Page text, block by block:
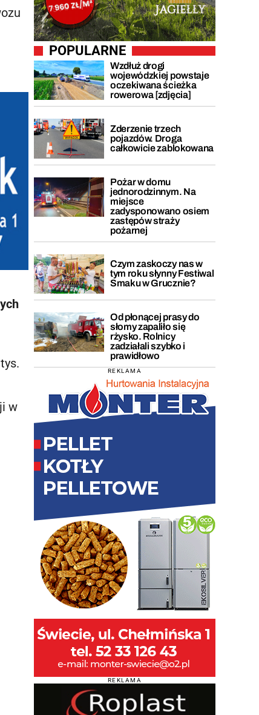
w
POPULARNE
Wzdłuż drogi
wojewódzkiej powstaje
oczekiwana ścieżka
rowerowa [zdjęcia]
Zderzenie trzech
pojazdów. Droga
całkowicie zablokowana
Pożar w domu
jednorodzinnym. Na
miejsce
zadysponowano osiem
zastępów straży
pożarnej
Czym zaskoczy nas w
tym roku słynny Festiwal
Smaku w Grucznie?
Od płonącej prasy do
słomy zapaliło się
rżysko. Rolnicy
zadziałali szybko i
prawidłowo
REKLAMA
REKLAMA